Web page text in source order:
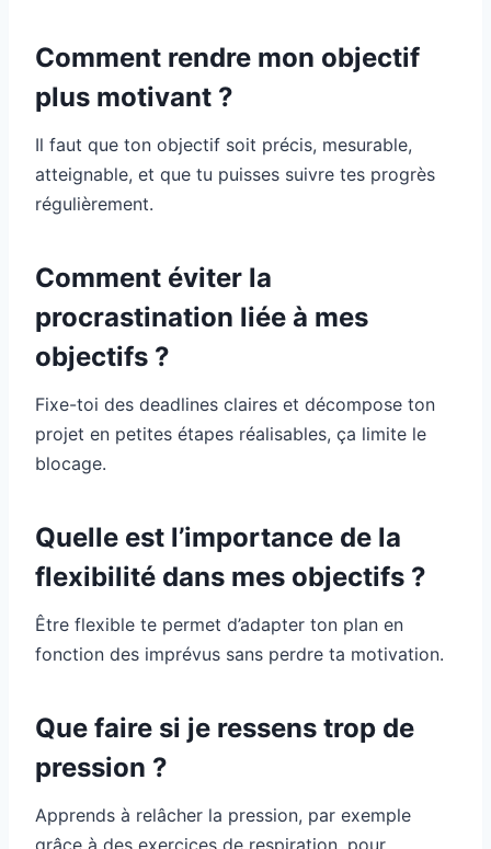
Comment rendre mon objectif
plus motivant ?
Il faut que ton objectif soit précis, mesurable,
atteignable, et que tu puisses suivre tes progrès
régulièrement.
Comment éviter la
procrastination liée à mes
objectifs ?
Fixe-toi des deadlines claires et décompose ton
projet en petites étapes réalisables, ça limite le
blocage.
Quelle est l’importance de la
flexibilité dans mes objectifs ?
Être flexible te permet d’adapter ton plan en
fonction des imprévus sans perdre ta motivation.
Que faire si je ressens trop de
pression ?
Apprends à relâcher la pression, par exemple